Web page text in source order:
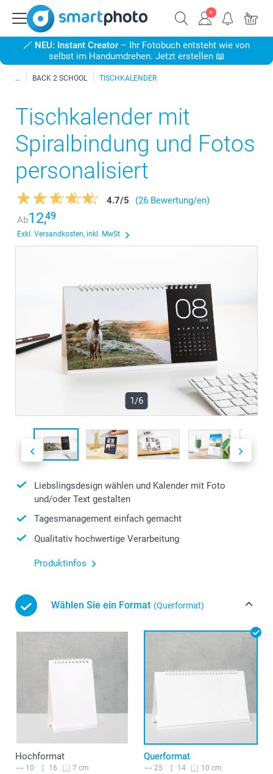
🪄 NEU: Instant Creator – Ihr Fotobuch entsteht wie von
selbst im Handumdrehen. Jetzt erstellen 📖
BACK 2 SCHOOL TISCHKALENDER
Tischkalender mit
Spiralbindung und Fotos
personalisiert
4.7/5
(26 Bewertung/en)
Ab12,49
Exkl. Versandkosten, inkl. MwSt
1/6
Liebslingsdesign wählen und Kalender mit Foto
und/oder Text gestalten
Tagesmanagement einfach gemacht
Qualitativ hochwertige Verarbeitung
Produktinfos
Wählen Sie ein Format (Querformat)
Hochformat
10 16 7 cm
Querformat
25 14 10 cm